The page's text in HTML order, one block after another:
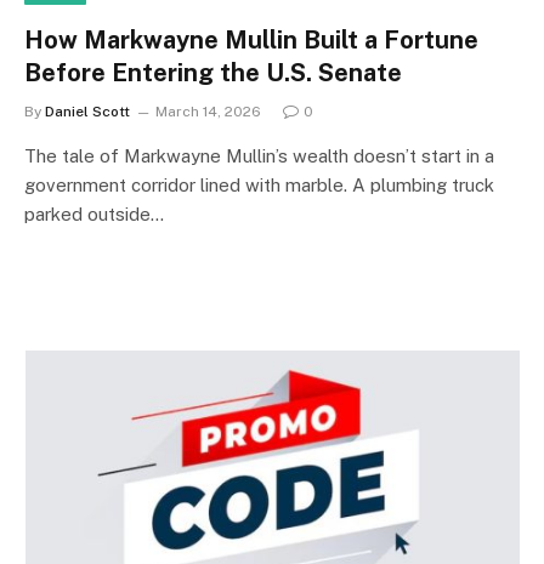
How Markwayne Mullin Built a Fortune
Before Entering the U.S. Senate
By Daniel Scott March 14, 2026 0
The tale of Markwayne Mullin’s wealth doesn’t start in a
government corridor lined with marble. A plumbing truck
parked outside…